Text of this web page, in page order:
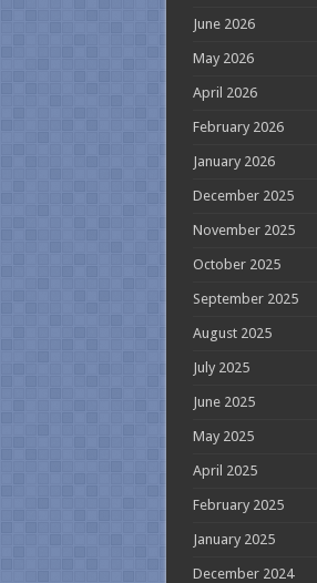
June 2026
May 2026
April 2026
February 2026
January 2026
December 2025
November 2025
October 2025
September 2025
August 2025
July 2025
June 2025
May 2025
April 2025
February 2025
January 2025
December 2024